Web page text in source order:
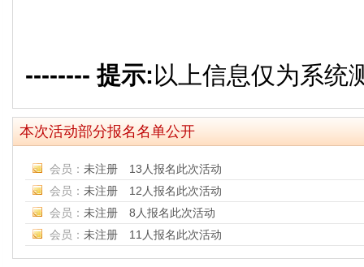
--------提示: 以上信息仅为系统
本次活动部分报名名单公开
会员： 未注册 13人报名此次活动
会员： 未注册 12人报名此次活动
会员： 未注册 8人报名此次活动
会员： 未注册 11人报名此次活动